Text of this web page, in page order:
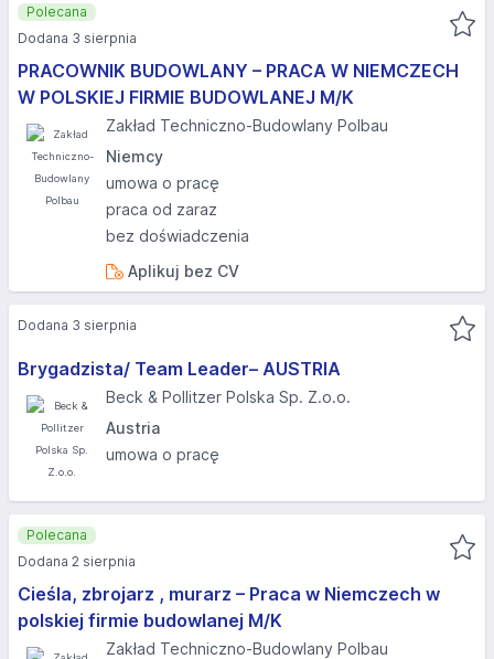
PRACOWNIK BUDOWLANY – PRACA W NIEMCZECH
W POLSKIEJ FIRMIE BUDOWLANEJ M/K
Zakład Techniczno-Budowlany Polbau
Niemcy
umowa o pracę
praca od zaraz
bez doświadczenia
Aplikuj bez CV
Polecana
Dodana 3 sierpnia
Brygadzista/ Team Leader– AUSTRIA
Beck & Pollitzer Polska Sp. Z.o.o.
Austria
umowa o pracę
Dodana 3 sierpnia
Cieśla, zbrojarz , murarz – Praca w Niemczech w
polskiej firmie budowlanej M/K
Zakład Techniczno-Budowlany Polbau
Polecana
Dodana 2 sierpnia